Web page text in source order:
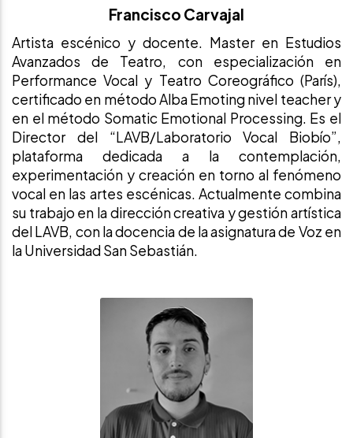
Francisco Carvajal
Artista escénico y docente. Master en Estudios
Avanzados de Teatro, con especialización en
Performance Vocal y Teatro Coreográfico (París),
certificado en método Alba Emoting nivel teacher y
en el método Somatic Emotional Processing. Es el
Director del “LAVB/Laboratorio Vocal Biobío”,
plataforma dedicada a la contemplación,
experimentación y creación en torno al fenómeno
vocal en las artes escénicas. Actualmente combina
su trabajo en la dirección creativa y gestión artística
del LAVB, con la docencia de la asignatura de Voz en
la Universidad San Sebastián.